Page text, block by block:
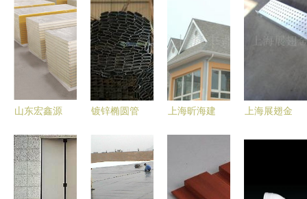
山东宏鑫源
品质建筑的
坚实选择
镀锌椭圆管
厂家直销助
力建筑建材
高效采购
上海昕海建
行业的应用
上海展翅金
全览